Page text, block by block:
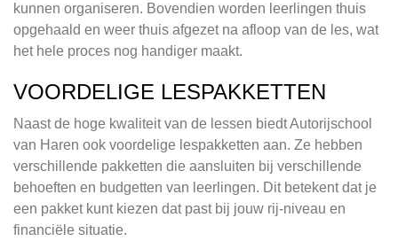
kunnen organiseren. Bovendien worden leerlingen thuis
opgehaald en weer thuis afgezet na afloop van de les, wat
het hele proces nog handiger maakt.
VOORDELIGE LESPAKKETTEN
Naast de hoge kwaliteit van de lessen biedt Autorijschool
van Haren ook voordelige lespakketten aan. Ze hebben
verschillende pakketten die aansluiten bij verschillende
behoeften en budgetten van leerlingen. Dit betekent dat je
een pakket kunt kiezen dat past bij jouw rij-niveau en
financiële situatie.